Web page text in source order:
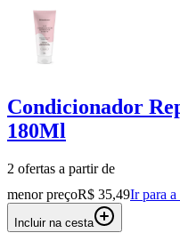
Condicionador
180Ml
2 ofertas a partir de
menor preçoR$ 35,49Ir para a
Incluir na cesta